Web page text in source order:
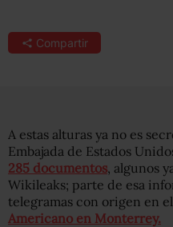
Compartir
A estas alturas ya no es
Embajada de Estados
285 documentos, algunos
Wikileaks; parte de esa
telegramas con origen en el
Americano en Monterrey.